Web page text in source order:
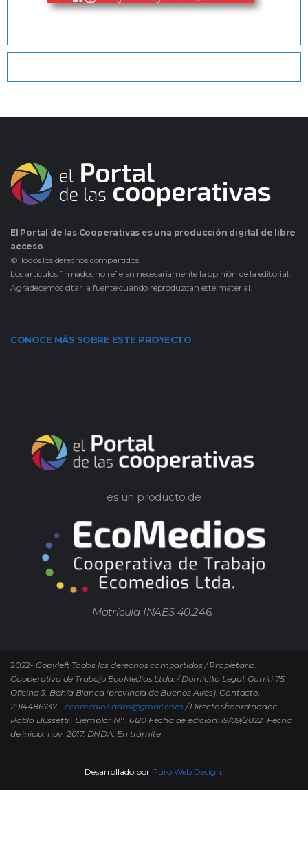
El Portal de las Cooperativas es una producción digital de libre
acceso
© Todos los derechos compartidos.
Los artículos firmados no reflejan necesariamente la opinión de la editorial.
Agradecemos citar la fuente cuando reproduzcan este material.
CONOCE MÁS SOBRE ESTE PROYECTO
es un producto de
Matrícula INAES 40.246.
2022- Copyleft Todos los derechos compartidos / Propietario:
Cooperativa de Trabajo EcoMedios Ltda. / Domicilio Legal: Gorriti 75.
Oficina 3. Bahía Blanca (provincia de Buenos Aires). Contacto.
2914486737 –ecomedios.adm@gmail.com / Director/coordinador:
Pablo Bussetti.. Ejemplar N° : 6120 Fecha de edición: 19/09/2022. Fecha
de inicio: nov. 2017. DNDA: En trámite
Desarrollado por Puro Web Design.